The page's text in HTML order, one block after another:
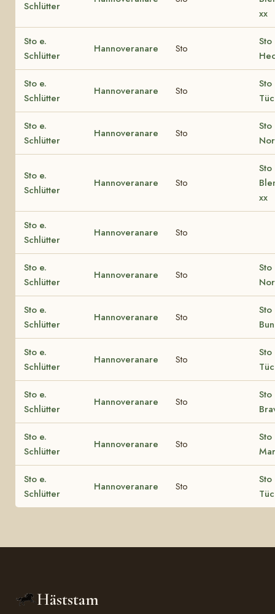
Schlütter
xx
Sto e.
Schlütter
Hannoveranare Sto
Sto
Sto e.
Schlütter
Hannoveranare Sto
Sto
Sto e.
Schlütter
Hannoveranare Sto
Sto
Sto e.
Schlütter
Hannoveranare Sto
Sto
xx
Sto e.
Schlütter
Hannoveranare Sto
Sto e.
Schlütter
Hannoveranare Sto
Sto
Sto e.
Schlütter
Hannoveranare Sto
Sto
Sto e.
Schlütter
Hannoveranare Sto
Sto
Sto e.
Schlütter
Hannoveranare Sto
Sto
Sto e.
Schlütter
Hannoveranare Sto
Sto
Sto e.
Schlütter
Hannoveranare Sto
Sto
Häststam